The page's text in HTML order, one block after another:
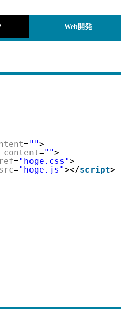
Web開発
="">
content="">
="hoge.css">
="hoge.js"></script>